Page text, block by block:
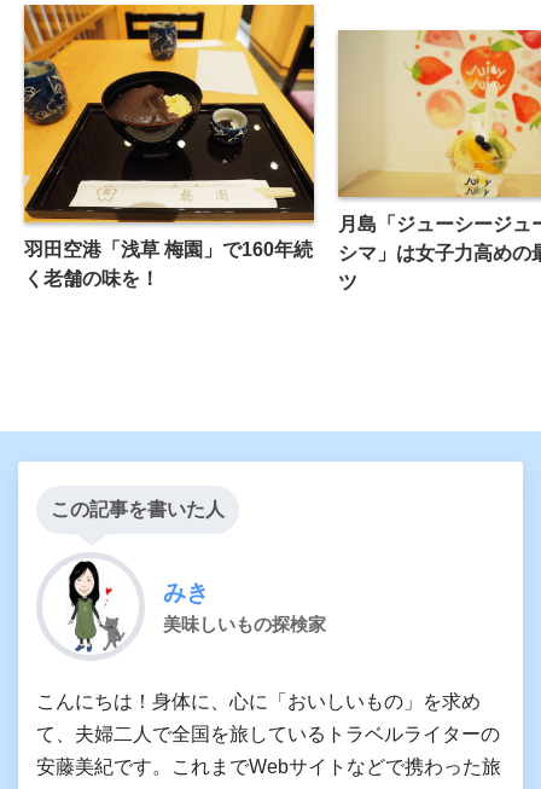
羽田空港「浅草 梅園」で160年続
く老舗の味を！
月島「ジューシージュ
シマ」は女子力高めの
ツ
この記事を書いた人
みき
美味しいもの探検家
こんにちは！身体に、心に「おいしいもの」を求め
て、夫婦二人で全国を旅しているトラベルライターの
安藤美紀です。これまでWebサイトなどで携わった旅